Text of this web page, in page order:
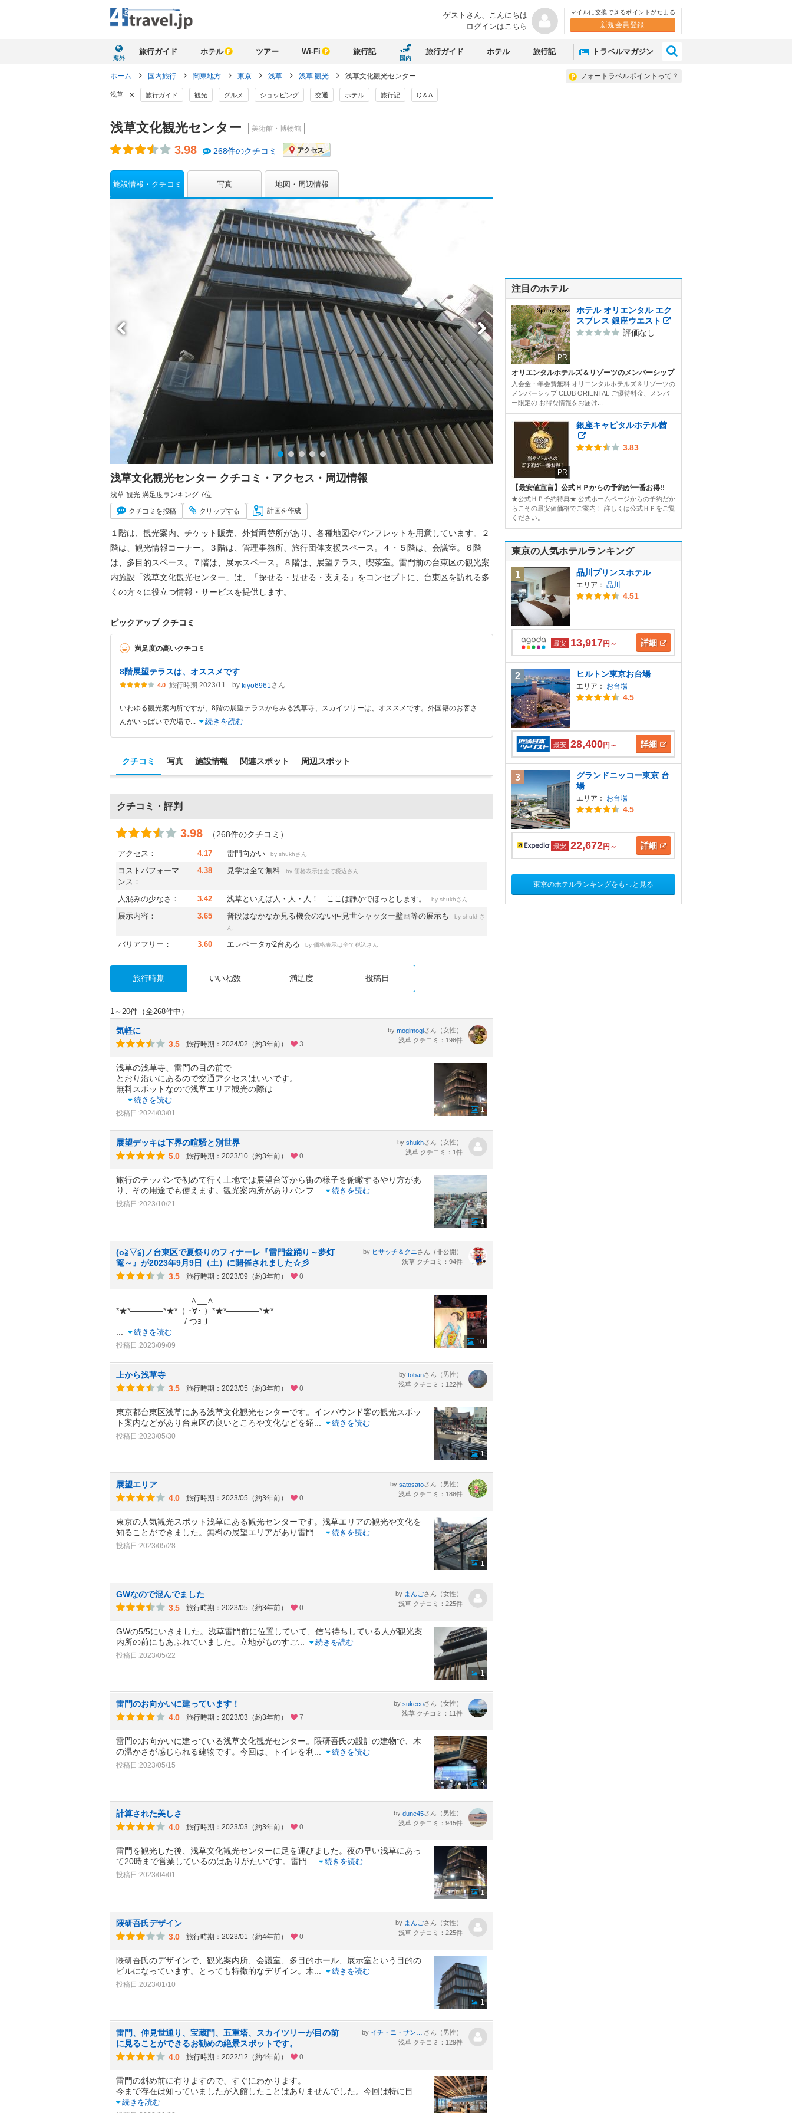
ゲストさん、 こんにちは
ログインはこちら
マイルに交換できるポイントがたまる
新規会員登録
海外
旅行ガイド ホテル ツアー Wi-Fi 旅行記
国内
旅行ガイド ホテル 旅行記 トラベルマガジン
フォートラベルポイントって？
ホーム 国内旅行 関東地方 東京 浅草 浅草 観光 浅草文化観光センター
浅草 × 旅行ガイド 観光 グルメ ショッピング 交通 ホテル 旅行記 Q＆A
浅草文化観光センター 美術館・博物館
3.98 268件のクチコミ アクセス
施設情報・クチコミ 写真 地図・周辺情報
浅草文化観光センター クチコミ・アクセス・周辺情報
浅草 観光 満足度ランキング 7位
クチコミ を投稿 クリップする 計画を作成
１階は、観光案内、チケット販売、外貨両替所があり、各種地図やパンフレットを用意しています。２
階は、観光情報コーナー。３階は、管理事務所、旅行団体支援スペース。４・５階は、会議室。６階
は、多目的スペース。７階は、展示スペース。８階は、展望テラス、喫茶室。雷門前の台東区の観光案
内施設「浅草文化観光センター」は、「探せる・見せる・支える」をコンセプトに、台東区を訪れる多
くの方々に役立つ情報・サービスを提供します。
ピックアップ クチコミ
満足度の高いクチコミ
8階展望テラスは、オススメです
4.0 旅行時期 2023/11 by kiyo6961 さん
いわゆる観光案内所ですが、8階の展望テラスからみる浅草寺、スカイツリーは、オススメです。外国籍のお客さ
んがいっぱいで穴場で
続きを読む
クチコミ 写真 施設情報 関連スポット 周辺スポット
クチコミ・評判
3.98 （268件のクチコミ）
アクセス： 4.17 雷門向かい by shukhさん
コストパフォーマ
ンス：
4.38 見学は全て無料 by 価格表示は全て税込さん
人混みの少なさ： 3.42 浅草といえば人・人・人！ ここは静かでほっとします。 by shukhさん
展示内容： 3.65 普段はなかなか見る機会のない仲見世シャッター壁画等の展示も by shukhさ
ん
バリアフリー： 3.60 エレベータが2台ある by 価格表示は全て税込さん
旅行時期 いいね数 満足度 投稿日
1～20件（全268件中）
気軽に
3.5
旅行時期：2024/02（約3年前） 3
by mogimogiさん（女性）
浅草 クチコミ：198件
浅草の浅草寺、雷門の目の前で
とおり沿いにあるので交通アクセスはいいです。
無料スポットなので浅草エリア観光の際は
続きを読む
投稿日:2024/03/01 1
展望デッキは下界の喧騒と別世界
5.0
旅行時期：2023/10（約3年前） 0
by shukhさん（女性）
浅草 クチコミ：1件
旅行のテッパンで初めて行く土地では展望台等から街の様子を俯瞰するやり方があ
り、その用途でも使えます。観光案内所がありパンフ
続きを読む
投稿日:2023/10/21
1
(o≧▽≦)ノ台東区で夏祭りのフィナーレ『雷門盆踊り～夢灯
篭～』が2023年9月9日（土）に開催されました☆彡
3.5
旅行時期：2023/09（約3年前） 0
by ヒサッチ＆クニ さん（非公開）
浅草 クチコミ：94件
∧__∧
*★*――――*★*（ ･∀･ ）*★*――――*★*
/ つｮＪ
続きを読む
投稿日:2023/09/09 10
上から浅草寺
3.5
旅行時期：2023/05（約3年前） 0
by tobanさん（男性）
浅草 クチコミ：122件
東京都台東区浅草にある浅草文化観光センターです。インバウンド客の観光スポッ
ト案内などがあり台東区の良いところや文化などを紹
続きを読む
投稿日:2023/05/30
1
展望エリア
4.0
旅行時期：2023/05（約3年前） 0
by satosatoさん（男性）
浅草 クチコミ：188件
東京の人気観光スポット浅草にある観光センターです。浅草エリアの観光や文化を
知ることができました。無料の展望エリアがあり雷門
続きを読む
投稿日:2023/05/28
1
GWなので混んでました
3.5
旅行時期：2023/05（約3年前） 0
by まんごさん（女性）
浅草 クチコミ：225件
GWの5/5にいきました。浅草雷門前に位置していて、信号待ちしている人が観光案
内所の前にもあふれていました。立地がものすご
続きを読む
投稿日:2023/05/22
1
雷門のお向かいに建っています！
4.0
旅行時期：2023/03（約3年前） 7
by sukecoさん（女性）
浅草 クチコミ：11件
雷門のお向かいに建っている浅草文化観光センター。隈研吾氏の設計の建物で、木
の温かさが感じられる建物です。今回は、トイレを利
続きを読む
投稿日:2023/05/15
3
計算された美しさ
4.0
旅行時期：2023/03（約3年前） 0
by dune45さん（男性）
浅草 クチコミ：945件
雷門を観光した後、浅草文化観光センターに足を運びました。夜の早い浅草にあっ
て20時まで営業しているのはありがたいです。雷門
続きを読む
投稿日:2023/04/01
1
隈研吾氏デザイン
3.0
旅行時期：2023/01（約4年前） 0
by まんごさん（女性）
浅草 クチコミ：225件
隈研吾氏のデザインで、観光案内所、会議室、多目的ホール、展示室という目的の
ビルになっています。とっても特徴的なデザイン。木
続きを読む
投稿日:2023/01/10
1
雷門、仲見世通り、宝蔵門、五重塔、スカイツリーが目の前
に見ることができるお勧めの絶景スポットです。
4.0
旅行時期：2022/12（約4年前） 0
by
さん（男性）
浅草 クチコミ：129件
雷門の斜め前に有りますので、すぐにわかります。
今まで存在は知っていましたが入館したことはありませんでした。今回は特に目
続きを読む
注目のホテル
PR
ホテル オリエンタル エク
スプレス 銀座ウエスト
評価なし
オリエンタルホテルズ＆リゾーツのメンバーシップ
入会金・年会費無料 オリエンタルホテルズ＆リゾーツの
メンバーシップ CLUB ORIENTAL ご優待料金、メンバ
ー限定の お得な情報をお届け...
PR
銀座キャピタルホテル茜
3.83
【最安値宣言】公式ＨＰからの予約が一番お得!!
★公式ＨＰ予約特典★ 公式ホームページからの予約だか
らこその最安値価格でご案内！ 詳しくは公式ＨＰをご覧
ください。
東京の人気ホテルランキング
1 品川プリンスホテル
エリア： 品川
4.51
最安 13,917円～ 詳細
2 ヒルトン東京お台場
エリア： お台場
4.5
最安 28,400円～ 詳細
3
グランドニッコー東京 台
場
エリア： お台場
4.5
最安 22,672円～ 詳細
東京のホテルランキングをもっと見る